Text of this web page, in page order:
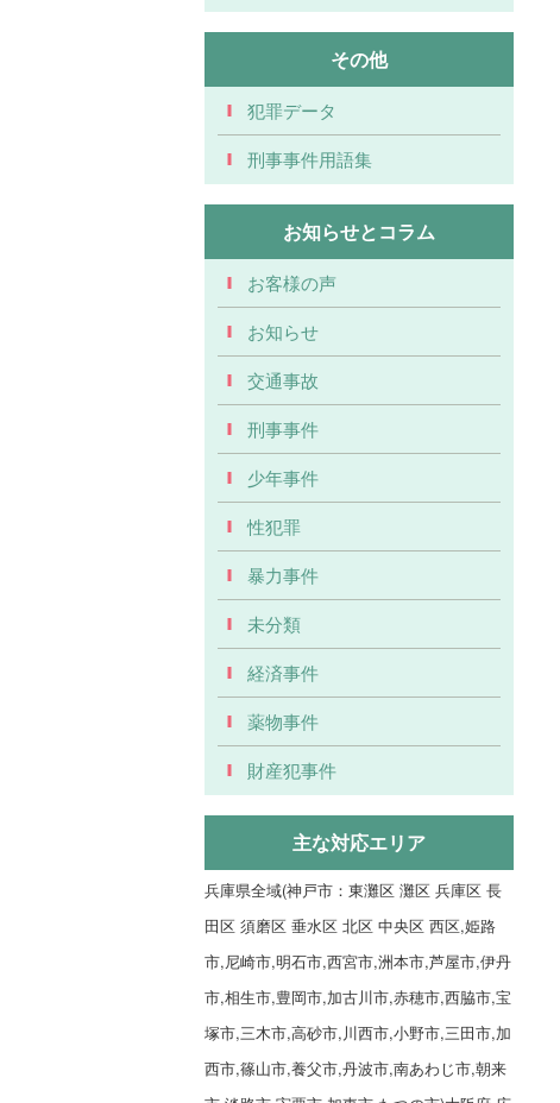
その他
犯罪データ
刑事事件用語集
お知らせとコラム
お客様の声
お知らせ
交通事故
刑事事件
少年事件
性犯罪
暴力事件
未分類
経済事件
薬物事件
財産犯事件
主な対応エリア
兵庫県全域(神戸市：東灘区 灘区 兵庫区 長
田区 須磨区 垂水区 北区 中央区 西区,姫路
市,尼崎市,明石市,西宮市,洲本市,芦屋市,伊丹
市,相生市,豊岡市,加古川市,赤穂市,西脇市,宝
塚市,三木市,高砂市,川西市,小野市,三田市,加
西市,篠山市,養父市,丹波市,南あわじ市,朝来